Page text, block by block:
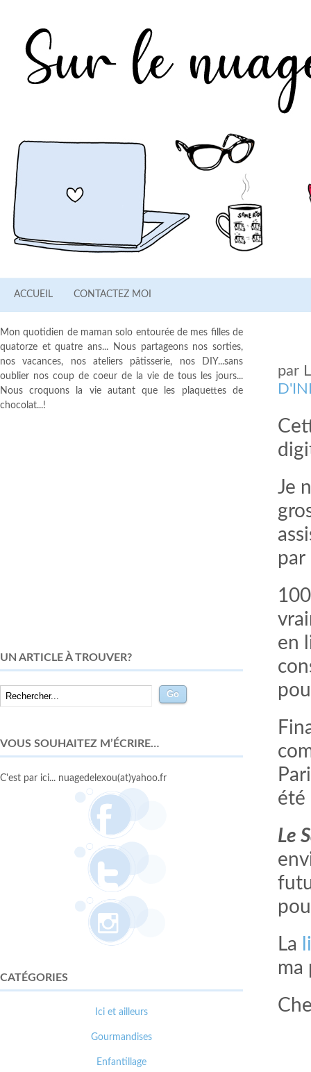
ACCUEIL CONTACTEZ MOI
par
Je
par
en
été
Le
La
ma
Mon quotidien de maman solo entourée de mes filles de
quatorze et quatre ans... Nous partageons nos sorties,
nos vacances, nos ateliers pâtisserie, nos DIY...sans
oublier nos coup de coeur de la vie de tous les jours...
Nous croquons la vie autant que les plaquettes de
chocolat...!
UN ARTICLE À TROUVER?
VOUS SOUHAITEZ M’ÉCRIRE…
C'est par ici... nuagedelexou(at)yahoo.fr
CATÉGORIES
Ici et ailleurs
Gourmandises
Enfantillage